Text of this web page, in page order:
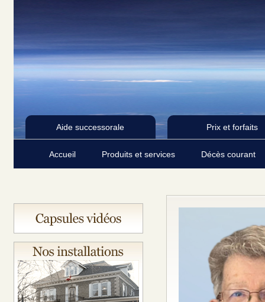
Aide successorale Prix et forfaits
Accueil Produits et services Décès courant